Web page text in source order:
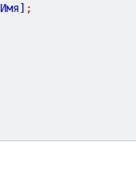
Имя] ;